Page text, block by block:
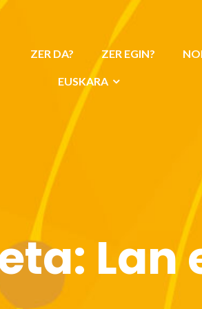
ZER DA? ZER EGIN?
EUSKARA
Lan